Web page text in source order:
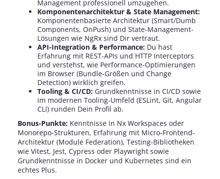
Management professionell umzugehen.
Komponentenarchitektur & State Management:
Komponentenbasierte Architektur (Smart/Dumb
Components, OnPush) und State-Management-
Lösungen wie NgRx sind Dir vertraut.
API-Integration & Performance: Du hast
Erfahrung mit REST-APIs und HTTP Interceptors
und verstehst, wie Performance-Optimierungen
im Browser (Bundle-Größen und Change
Detection) wirklich greifen.
Tooling & CI/CD: Grundkenntnisse in CI/CD sowie
im modernen Tooling-Umfeld (ESLint, Git, Angular
CLI) runden Dein Profil ab.
Bonus-Punkte: Kenntnisse in Nx Workspaces oder
Monorepo-Strukturen, Erfahrung mit Micro-Frontend-
Architektur (Module Federation), Testing-Bibliotheken
wie Vitest, Jest, Cypress oder Playwright sowie
Grundkenntnisse in Docker und Kubernetes sind ein
echtes Plus.